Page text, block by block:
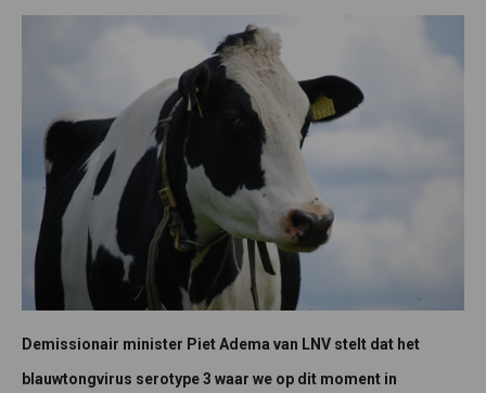
Demissionair minister Piet Adema van LNV stelt dat het
blauwtongvirus serotype 3 waar we op dit moment in